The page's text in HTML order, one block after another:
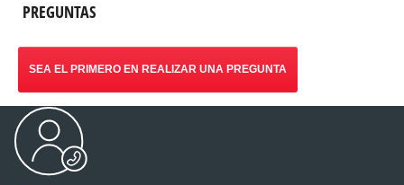
PREGUNTAS
SEA EL PRIMERO EN REALIZAR UNA PREGUNTA